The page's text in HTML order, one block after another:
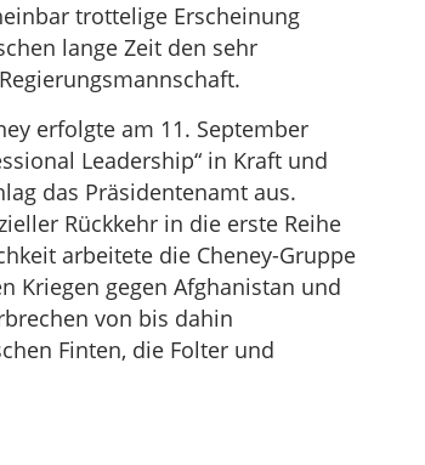
trottelige Erscheinung
lange Zeit den sehr
erfolgte am 11. September
Leadership“ in Kraft und
das Präsidentenamt aus.
Rückkehr in die erste Reihe
arbeitete die Cheney-Gruppe
Kriegen gegen Afghanistan und
von bis dahin
Finten, die Folter und